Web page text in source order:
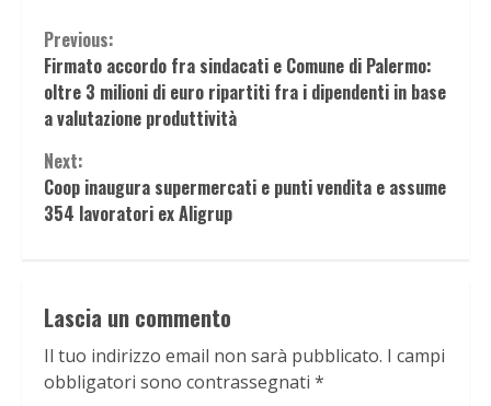
Continue
Reading
Previous:
Firmato accordo fra sindacati e Comune di Palermo:
oltre 3 milioni di euro ripartiti fra i dipendenti in base
a valutazione produttività
Next:
Coop inaugura supermercati e punti vendita e assume
354 lavoratori ex Aligrup
Lascia un commento
Il tuo indirizzo email non sarà pubblicato. I campi
obbligatori sono contrassegnati *